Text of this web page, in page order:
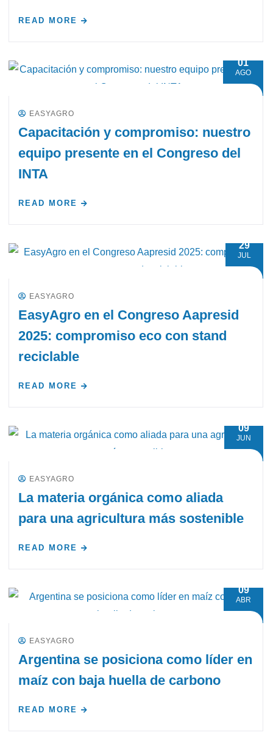
READ MORE
01
AGO
EASYAGRO
Capacitación y compromiso: nuestro
equipo presente en el Congreso del
INTA
READ MORE
29
JUL
EASYAGRO
EasyAgro en el Congreso Aapresid
2025: compromiso eco con stand
reciclable
READ MORE
09
JUN
EASYAGRO
La materia orgánica como aliada
para una agricultura más sostenible
READ MORE
09
ABR
EASYAGRO
Argentina se posiciona como líder en
maíz con baja huella de carbono
READ MORE